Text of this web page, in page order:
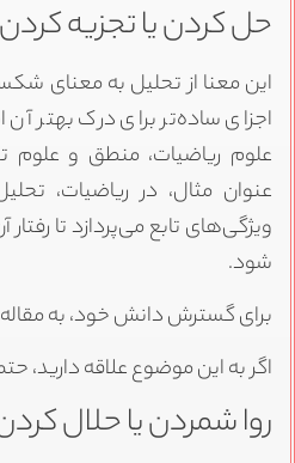
حل کردن یا تجزیه کردن
این معنا از تحلیل به معنای
اجزای ساده‌تر برای درک بهتر آن
علوم ریاضیات، منطق و علوم
عنوان مثال، در ریاضیات،
ویژگی‌های تابع می‌پردازد تا
شود.
برای گسترش دانش خود، به مقاله
اگر به این موضوع علاقه دارید،
روا شمردن یا حلال